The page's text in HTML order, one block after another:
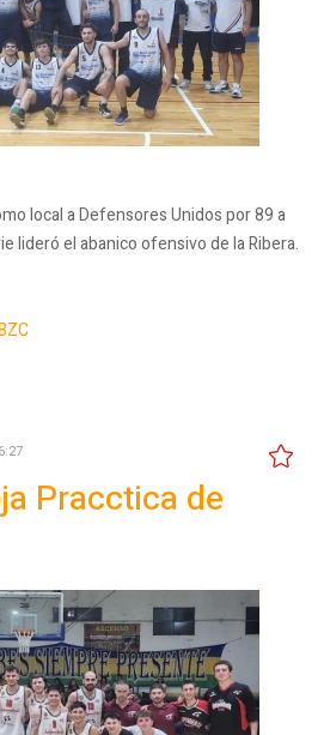
local a Defensores Unidos por 89 a
lideró el abanico ofensivo de la Ribera.
Pracctica de